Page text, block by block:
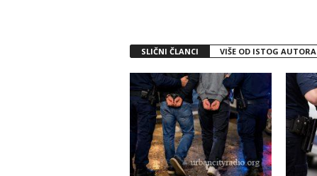
SLIČNI ČLANCI VIŠE OD ISTOG AUTORA